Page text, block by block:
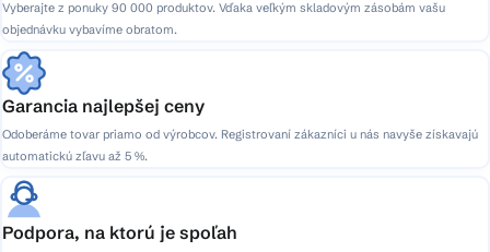
Vyberajte z ponuky 90 000 produktov. Vďaka veľkým skladovým zásobám vašu
objednávku vybavíme obratom.
Garancia najlepšej ceny
Odoberáme tovar priamo od výrobcov. Registrovaní zákazníci u nás navyše získavajú
automatickú zľavu až 5 %.
Podpora, na ktorú je spoľah